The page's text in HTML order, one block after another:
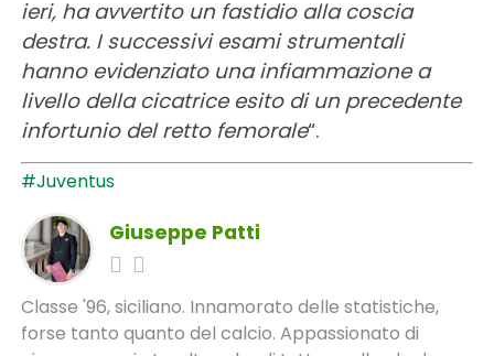
ieri, ha avvertito un fastidio alla coscia
destra. I successivi esami strumentali
hanno evidenziato una infiammazione a
livello della cicatrice esito di un precedente
infortunio del retto femorale“.
#Juventus
Giuseppe Patti
Classe '96, siciliano. Innamorato delle statistiche,
forse tanto quanto del calcio. Appassionato di